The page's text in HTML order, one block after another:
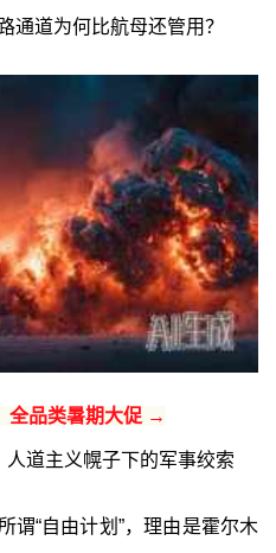
通道为何比航母还管用？
全品类暑期大促 →
人道主义幌子下的军事绞索
谓“自由计划”，理由是霍尔木